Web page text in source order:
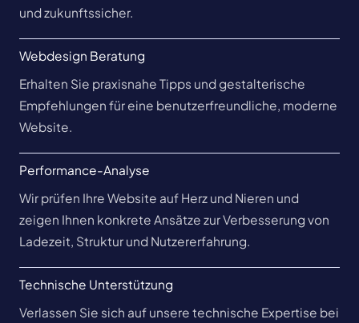
und zukunftssicher.
Webdesign Beratung
Erhalten Sie praxisnahe Tipps und gestalterische
Empfehlungen für eine benutzerfreundliche, moderne
Website.
Performance-Analyse
Wir prüfen Ihre Website auf Herz und Nieren und
zeigen Ihnen konkrete Ansätze zur Verbesserung von
Ladezeit, Struktur und Nutzererfahrung.
Technische Unterstützung
Verlassen Sie sich auf unsere technische Expertise bei